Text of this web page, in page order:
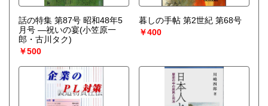
話の特集 第87号 昭和48年5
月号 ―祝いの宴(小笠原一
郎・古川タク)
￥500
暮しの手帖 第2世紀 第68号
￥400